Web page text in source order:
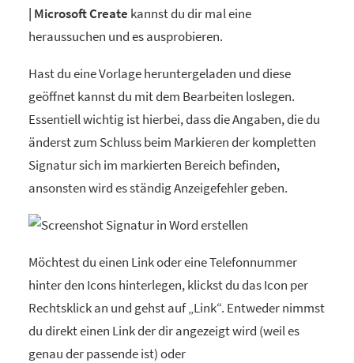
| Microsoft Create kannst du dir mal eine
heraussuchen und es ausprobieren.
Hast du eine Vorlage heruntergeladen und diese
geöffnet kannst du mit dem Bearbeiten loslegen.
Essentiell wichtig ist hierbei, dass die Angaben, die du
änderst zum Schluss beim Markieren der kompletten
Signatur sich im markierten Bereich befinden,
ansonsten wird es ständig Anzeigefehler geben.
Möchtest du einen Link oder eine Telefonnummer
hinter den Icons hinterlegen, klickst du das Icon per
Rechtsklick an und gehst auf „Link“. Entweder nimmst
du direkt einen Link der dir angezeigt wird (weil es
genau der passende ist) oder